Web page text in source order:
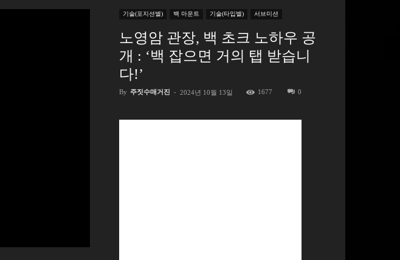
기술(포지션별) 백 마운트 기술(타입별) 서브미션
노영암 관장, 백 초크 노하우 공
개 : ‘백 잡으면 거의 탭 받습니
다!’
By 주짓수매거진 - 2024년 10월 13일 1677 0